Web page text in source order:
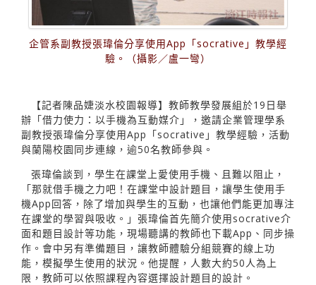
企管系副教授張瑋倫分享使用App「socrative」教學經
驗。（攝影／盧一彎）
【記者陳品婕淡水校園報導】教師教學發展組於19日舉
辦「借力使力：以手機為互動媒介」，邀請企業管理學系
副教授張瑋倫分享使用App「socrative」教學經驗，活動
與蘭陽校園同步連線，逾50名教師參與。
張瑋倫談到，學生在課堂上愛使用手機、且難以阻止，
「那就借手機之力吧！在課堂中設計題目，讓學生使用手
機App回答，除了增加與學生的互動，也讓他們能更加專注
在課堂的學習與吸收。」張瑋倫首先簡介使用socrative介
面和題目設計等功能，現場聽講的教師也下載App、同步操
作。會中另有準備題目，讓教師體驗分組競賽的線上功
能，模擬學生使用的狀況。他提醒，人數大約50人為上
限，教師可以依照課程內容選擇設計題目的設計。